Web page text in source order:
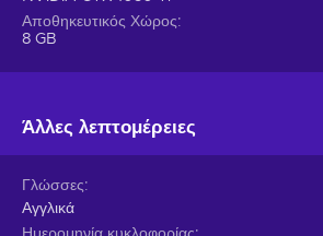
Αποθηκευτικός Χώρος
8 GB
Άλλες λεπτομέρειες
Γλώσσες
Αγγλικά